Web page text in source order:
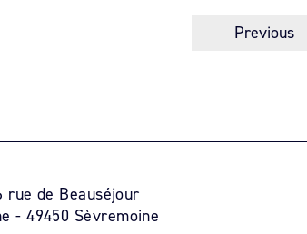
Previous
rue de Beauséjour
- 49450 Sèvremoine